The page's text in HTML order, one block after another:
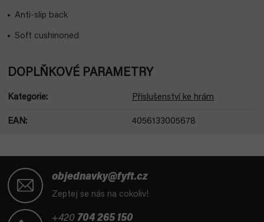
Anti-slip back
Soft cushinoned
DOPLŇKOVÉ PARAMETRY
Kategorie: Příslušenství ke hrám
EAN: 4056133005678
objednavky@fyft.cz
Zeptej se nás na cokoliv!
+420 704 265 150